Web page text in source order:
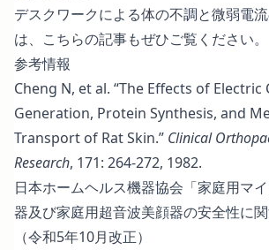
デスクワークによる体の不調と微弱電
は、 こちらの記事もぜひご覧ください。
参考情報
Cheng N, et al. “The Effects of Electric
Generation, Protein Synthesis, and
Transport of Rat Skin.” Clinical
Research, 171: 264-272, 1982.
日本ホームヘルス機器協会「家庭用マ
器及び家庭用超音波美顔器の安全性に関
（令和5年10月改正）